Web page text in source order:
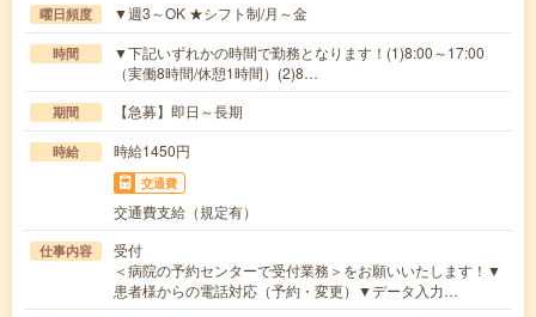
曜日頻度 ▼週3～OK ★シフト制/月～金
時間
▼下記いずれかの時間で勤務となります！(1)8:00～17:00
（実働8時間/休憩1時間）(2)8…
期間 【急募】即日～長期
時給 時給1450円
交通費
交通費支給（規定有）
仕事内容
受付
＜病院の予約センターで受付業務＞をお願いいたします！▼
患者様からの電話対応（予約・変更）▼データ入力…